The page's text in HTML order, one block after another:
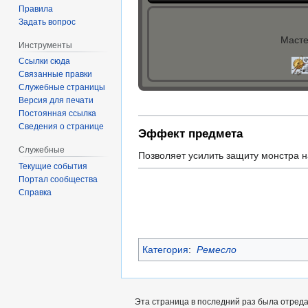
Эффект предмета
Позволяет усилить защиту монстра
Категория: Ремесло
Правила
Задать вопрос
Инструменты
Ссылки сюда
Связанные правки
Служебные страницы
Версия для печати
Постоянная ссылка
Сведения о странице
Служебные
Текущие события
Портал сообщества
Справка
Эта страница в последний раз была